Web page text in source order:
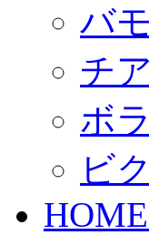
バ
チ
ボ
ビ